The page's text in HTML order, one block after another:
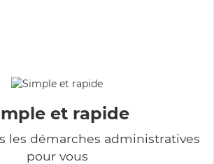
et rapide
les démarches administratives
pour vous